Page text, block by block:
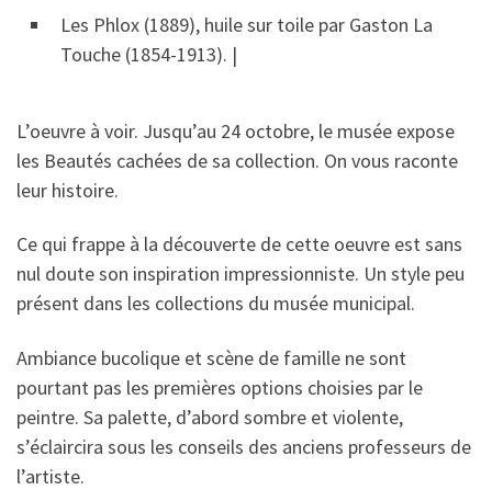
Les Phlox (1889), huile sur toile par Gaston La
Touche (1854-1913). |
​L’oeuvre à voir. Jusqu’au 24 octobre, le musée expose
les Beautés cachées de sa collection. On vous raconte
leur histoire.
Ce qui frappe à la découverte de cette oeuvre est sans
nul doute son inspiration impressionniste. Un style peu
présent dans les collections du musée municipal.
Ambiance bucolique et scène de famille ne sont
pourtant pas les premières options choisies par le
peintre. Sa palette, d’abord sombre et violente,
s’éclaircira sous les conseils des anciens professeurs de
l’artiste.